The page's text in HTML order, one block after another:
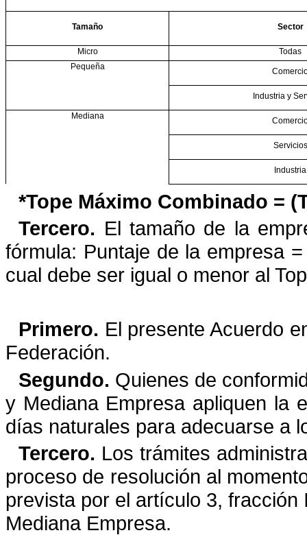
Tamaño Sector
Micro
Todas
Pequeña
Industria y
Mediana
Servicios
Industria
*Tope Máximo Combinado =
Tercero. El tamaño de la
fórmula: Puntaje de la empresa
cual debe ser igual o menor al
Primero. El presente Acuerdo
Federación.
Segundo. Quienes de
y Mediana Empresa apliquen la
días naturales para adecuarse a
Tercero. Los trámites
proceso de resolución al
prevista por el artículo 3,
Mediana Empresa.